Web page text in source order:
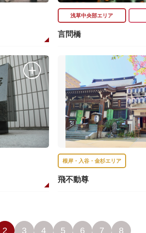
浅草中央部エリア
言問橋
根岸・入谷・金杉エリア
飛不動尊
2 3 4 5 6 7 8